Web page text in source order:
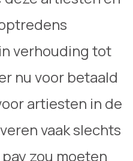
verhouding tot
nu voor betaald
artiesten in de
vaak slechts
zou moeten